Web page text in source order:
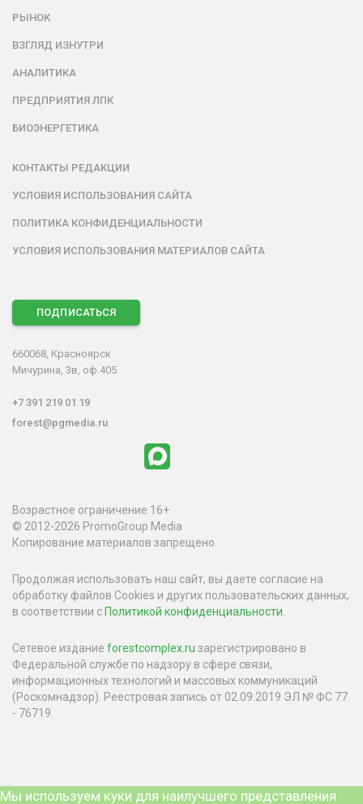
РЫНОК
ВЗГЛЯД ИЗНУТРИ
АНАЛИТИКА
ПРЕДПРИЯТИЯ ЛПК
БИОЭНЕРГЕТИКА
КОНТАКТЫ РЕДАКЦИИ
УСЛОВИЯ ИСПОЛЬЗОВАНИЯ САЙТА
ПОЛИТИКА КОНФИДЕНЦИАЛЬНОСТИ
УСЛОВИЯ ИСПОЛЬЗОВАНИЯ МАТЕРИАЛОВ САЙТА
ПОДПИСАТЬСЯ
660068, Красноярск
Мичурина, 3в, оф.405
+7 391 219 01 19
forest@pgmedia.ru
Возрастное ограничение 16+
© 2012-2026 PromoGroup Media
Копирование материалов запрещено.
Продолжая использовать наш сайт, вы даете согласие на
обработку файлов Cookies и других пользовательских данных,
в соответствии с Политикой конфиденциальности.
Сетевое издание forestcomplex.ru зарегистрировано в
Федеральной службе по надзору в сфере связи,
информационных технологий и массовых коммуникаций
(Роскомнадзор). Реестровая запись от 02.09.2019 ЭЛ № ФС 77
- 76719.
Мы используем куки для наилучшего представления